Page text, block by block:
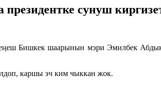
сунуш
Бишкек шаарынын мэри Эмилбек
каршы эч ким чыккан жок.